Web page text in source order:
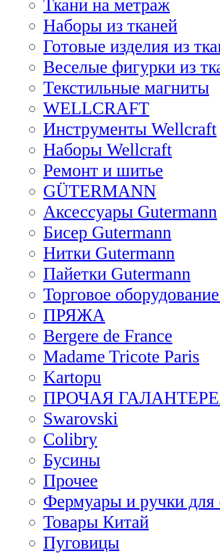
Ткани на метраж
Наборы из тканей
Готовые изделия из
Веселые фигурки из
Текстильные магниты
WELLCRAFT
Инструменты Wellcraft
Наборы Wellcraft
Ремонт и шитье
GÜTERMANN
Аксессуары Gutermann
Бисер Gutermann
Нитки Gutermann
Пайетки Gutermann
Торговое
ПРЯЖА
Bergere de France
Madame Tricote Paris
Kartopu
ПРОЧАЯ
Swarovski
Colibry
Бусины
Прочее
Фермуары и ручки для
Товары Китай
Пуговицы